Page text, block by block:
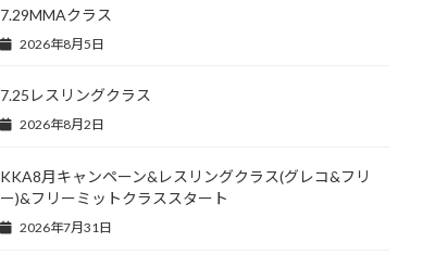
7.29MMAクラス
2026年8月5日
7.25レスリングクラス
2026年8月2日
KKA8月キャンペーン&レスリングクラス(グレコ&フリ
ー)&フリーミットクラススタート
2026年7月31日